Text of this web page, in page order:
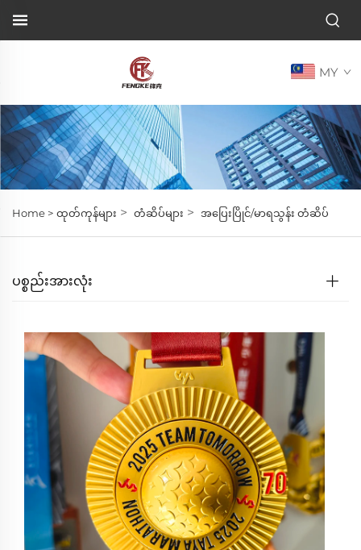
MY
Home > ထုတ်ကုန်များ > တံဆိပ်များ > အပြေးပြိုင်/မာရသွန်း တံဆိပ်
ပစ္စည်းအားလုံး